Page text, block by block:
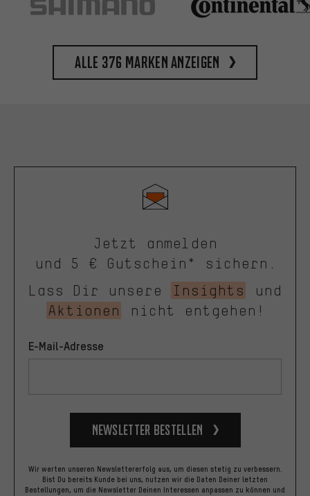
Alle 376 Marken anzeigen
Jetzt anmelden
und 5 € Gutschein* sichern.
Lass Dir unsere
Insights
und
Aktionen
nicht entgehen!
E-Mail-Adresse
Newsletter bestellen
Wir werten unseren Newslettererfolg aus, um diesen stetig zu verbessern.
Bist Du bereits Kunde bei uns, nutzen wir die Daten Deiner letzten
Bestellungen, um die Newsletter Deinen Interessen anpassen zu können und